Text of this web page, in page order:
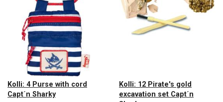
Kolli: 4 Purse with cord
Capt´n Sharky
Kolli: 12 Pirate's gold
excavation set Capt´n